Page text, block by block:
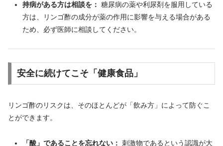
持病がある方は相談を： 糖尿病の薬や利尿剤を服用している
方は、リンゴ酢の成分が薬の作用に影響を与える場合がある
ため、必ず医師に相談してください。
安全に続けてこそ「健康食品」
リンゴ酢のリスクは、そのほとんどが「飲み方」によって防ぐこ
とができます。
「酸」であることを忘れない： 刺激物であるという認識が大